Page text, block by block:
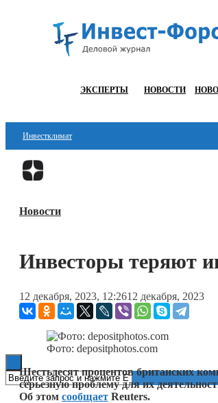
ЭКСПЕРТЫ НОВОСТИ
Инвестклимат
Финансы
Блокчейн
ESG
Новости
Инвесторы теряют
12 декабря, 2023, 12:2612 декабря, 2023
Фото: depositphotos.com
Шестьдесят процентов британских
серьезную проблему для их
Об этом сообщает Reuters.